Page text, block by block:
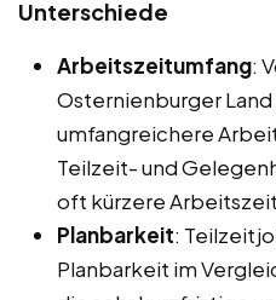
Unterschiede
Arbeitszeitumfang:
Osternienburger
umfangreichere
Teilzeit- und
oft kürzere
Planbarkeit:
Planbarkeit im